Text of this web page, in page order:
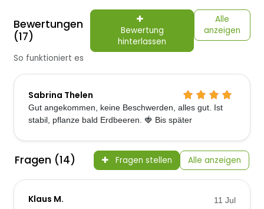
Bewertungen
(17)
Bewertung
hinterlassen
Alle
anzeigen
So funktioniert es
Sabrina Thelen
Gut angekommen, keine Beschwerden, alles gut. Ist
stabil, pflanze bald Erdbeeren. 🍓 Bis später
Fragen (14) Fragen stellen Alle anzeigen
Klaus M.
11 Jul